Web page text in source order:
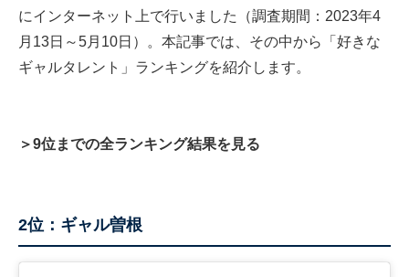
にインターネット上で行いました（調査期間：2023年4
月13日～5月10日）。本記事では、その中から「好きな
ギャルタレント」ランキングを紹介します。
＞9位までの全ランキング結果を見る
2位：ギャル曽根